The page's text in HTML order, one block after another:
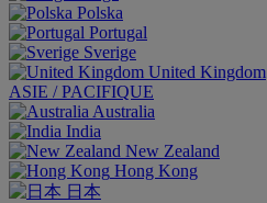
Polska
Portugal
Sverige
United Kingdom
ASIE / PACIFIQUE
Australia
India
New Zealand
Hong Kong
日本